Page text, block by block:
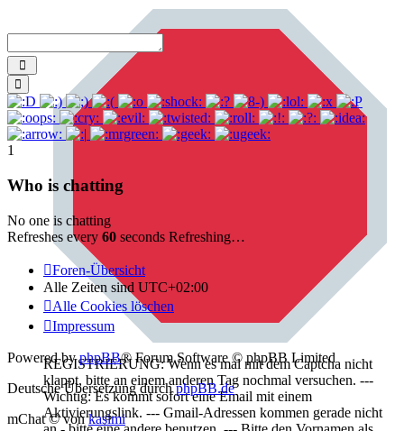
REGISTRIERUNG: Wenn es mal mit dem Captcha nicht
klappt, bitte an einem anderen Tag nochmal versuchen. ---
Wichtig: Es kommt sofort eine Email mit einem
Aktivierungslink. --- Gmail-Adressen kommen gerade nicht
1
Who is chatting
No one is chatting
Refreshes every 60 seconds Refreshing…
Foren-Übersicht
Alle Zeiten sind UTC+02:00
Alle Cookies löschen
Impressum
Powered byphpBB® Forum Software © phpBB Limited
Deutsche Übersetzung durchphpBB.de
mChat © vonkasimi